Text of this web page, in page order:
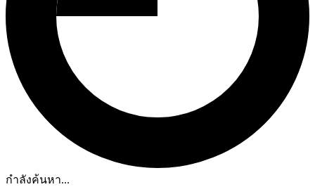
กำลังค้นหา...